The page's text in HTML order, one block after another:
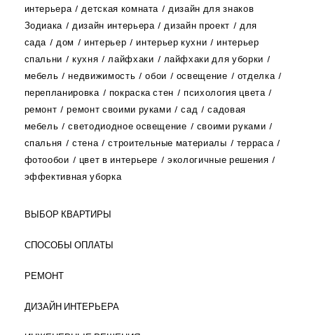
интерьера
детская комната
дизайн для знаков
Зодиака
дизайн интерьера дизайн проект
для
сада
дом интерьер интерьер кухни
интерьер
спальни
кухня лайфхаки
лайфхаки для уборки
мебель
недвижимость обои освещение
отделка
перепланировка
покраска стен
психология цвета
ремонт
ремонт своими руками сад
садовая
мебель
светодиодное освещение
своими руками
спальня
стена строительные материалы
терраса
фотообои
цвет в интерьере
экологичные решения
эффективная уборка
ВЫБОР КВАРТИРЫ
СПОСОБЫ ОПЛАТЫ
РЕМОНТ
ДИЗАЙН ИНТЕРЬЕРА